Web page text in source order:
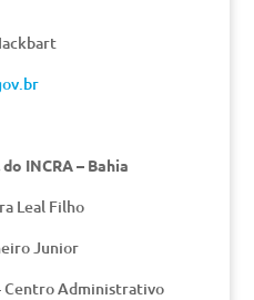
INCRA – Bahia
Leal Filho
Junior
Centro Administrativo